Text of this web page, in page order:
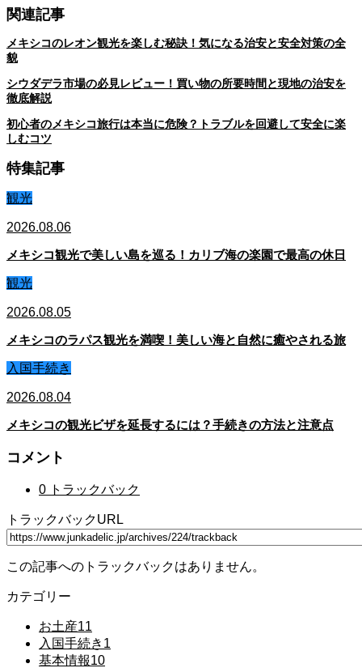
関連記事
メキシコのレオン観光を楽しむ秘訣！気になる治安と安全対策の全
貌
シウダデラ市場の必見レビュー！買い物の所要時間と現地の治安を
徹底解説
初心者のメキシコ旅行は本当に危険？トラブルを回避して安全に楽
しむコツ
特集記事
観光
2026.08.06
メキシコ観光で美しい島を巡る！カリブ海の楽園で最高の休日
観光
2026.08.05
メキシコのラパス観光を満喫！美しい海と自然に癒やされる旅
入国手続き
2026.08.04
メキシコの観光ビザを延長するには？手続きの方法と注意点
コメント
0 トラックバック
トラックバックURL
この記事へのトラックバックはありません。
カテゴリー
お土産11
入国手続き 1
基本情報10